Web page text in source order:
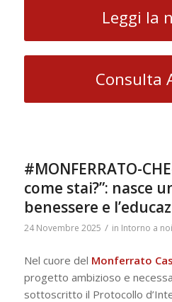
Leggi la
Consulta
#MONFERRATO-
come stai?”: nasce
benessere e
24 Novembre 2025 / in Intorno a noi
Nel cuore del Monferrato
progetto ambizioso e
sottoscritto il Protocollo